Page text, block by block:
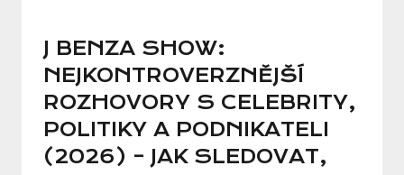
J BENZA SHOW:
NEJKONTROVERZNĚJŠÍ
ROZHOVORY S CELEBRITY,
POLITIKY A PODNIKATELI
(2026) – JAK SLEDOVAT,